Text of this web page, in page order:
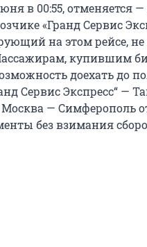
в 00:55, отменяется
«Гранд Сервис
на этом рейсе,
купившим
доехать до
Сервис Экспресс“
— Симферополь
без взимания